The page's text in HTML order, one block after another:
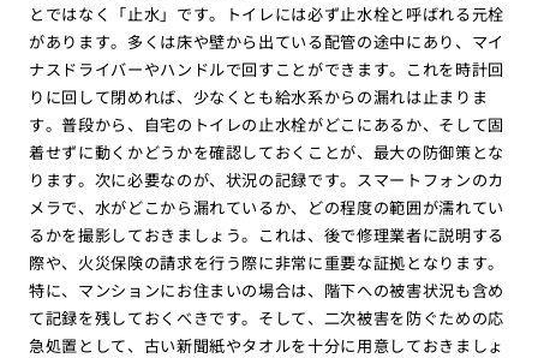
とではなく「止水」です。トイレには必ず止水栓と呼ばれる元栓
があります。多くは床や壁から出ている配管の途中にあり、マイ
ナスドライバーやハンドルで回すことができます。これを時計回
りに回して閉めれば、少なくとも給水系からの漏れは止まりま
す。普段から、自宅のトイレの止水栓がどこにあるか、そして固
着せずに動くかどうかを確認しておくことが、最大の防御策とな
ります。次に必要なのが、状況の記録です。スマートフォンのカ
メラで、水がどこから漏れているか、どの程度の範囲が濡れてい
るかを撮影しておきましょう。これは、後で修理業者に説明する
際や、火災保険の請求を行う際に非常に重要な証拠となります。
特に、マンションにお住まいの場合は、階下への被害状況も含め
て記録を残しておくべきです。そして、二次被害を防ぐための応
急処置として、古い新聞紙やタオルを十分に用意しておきましょ